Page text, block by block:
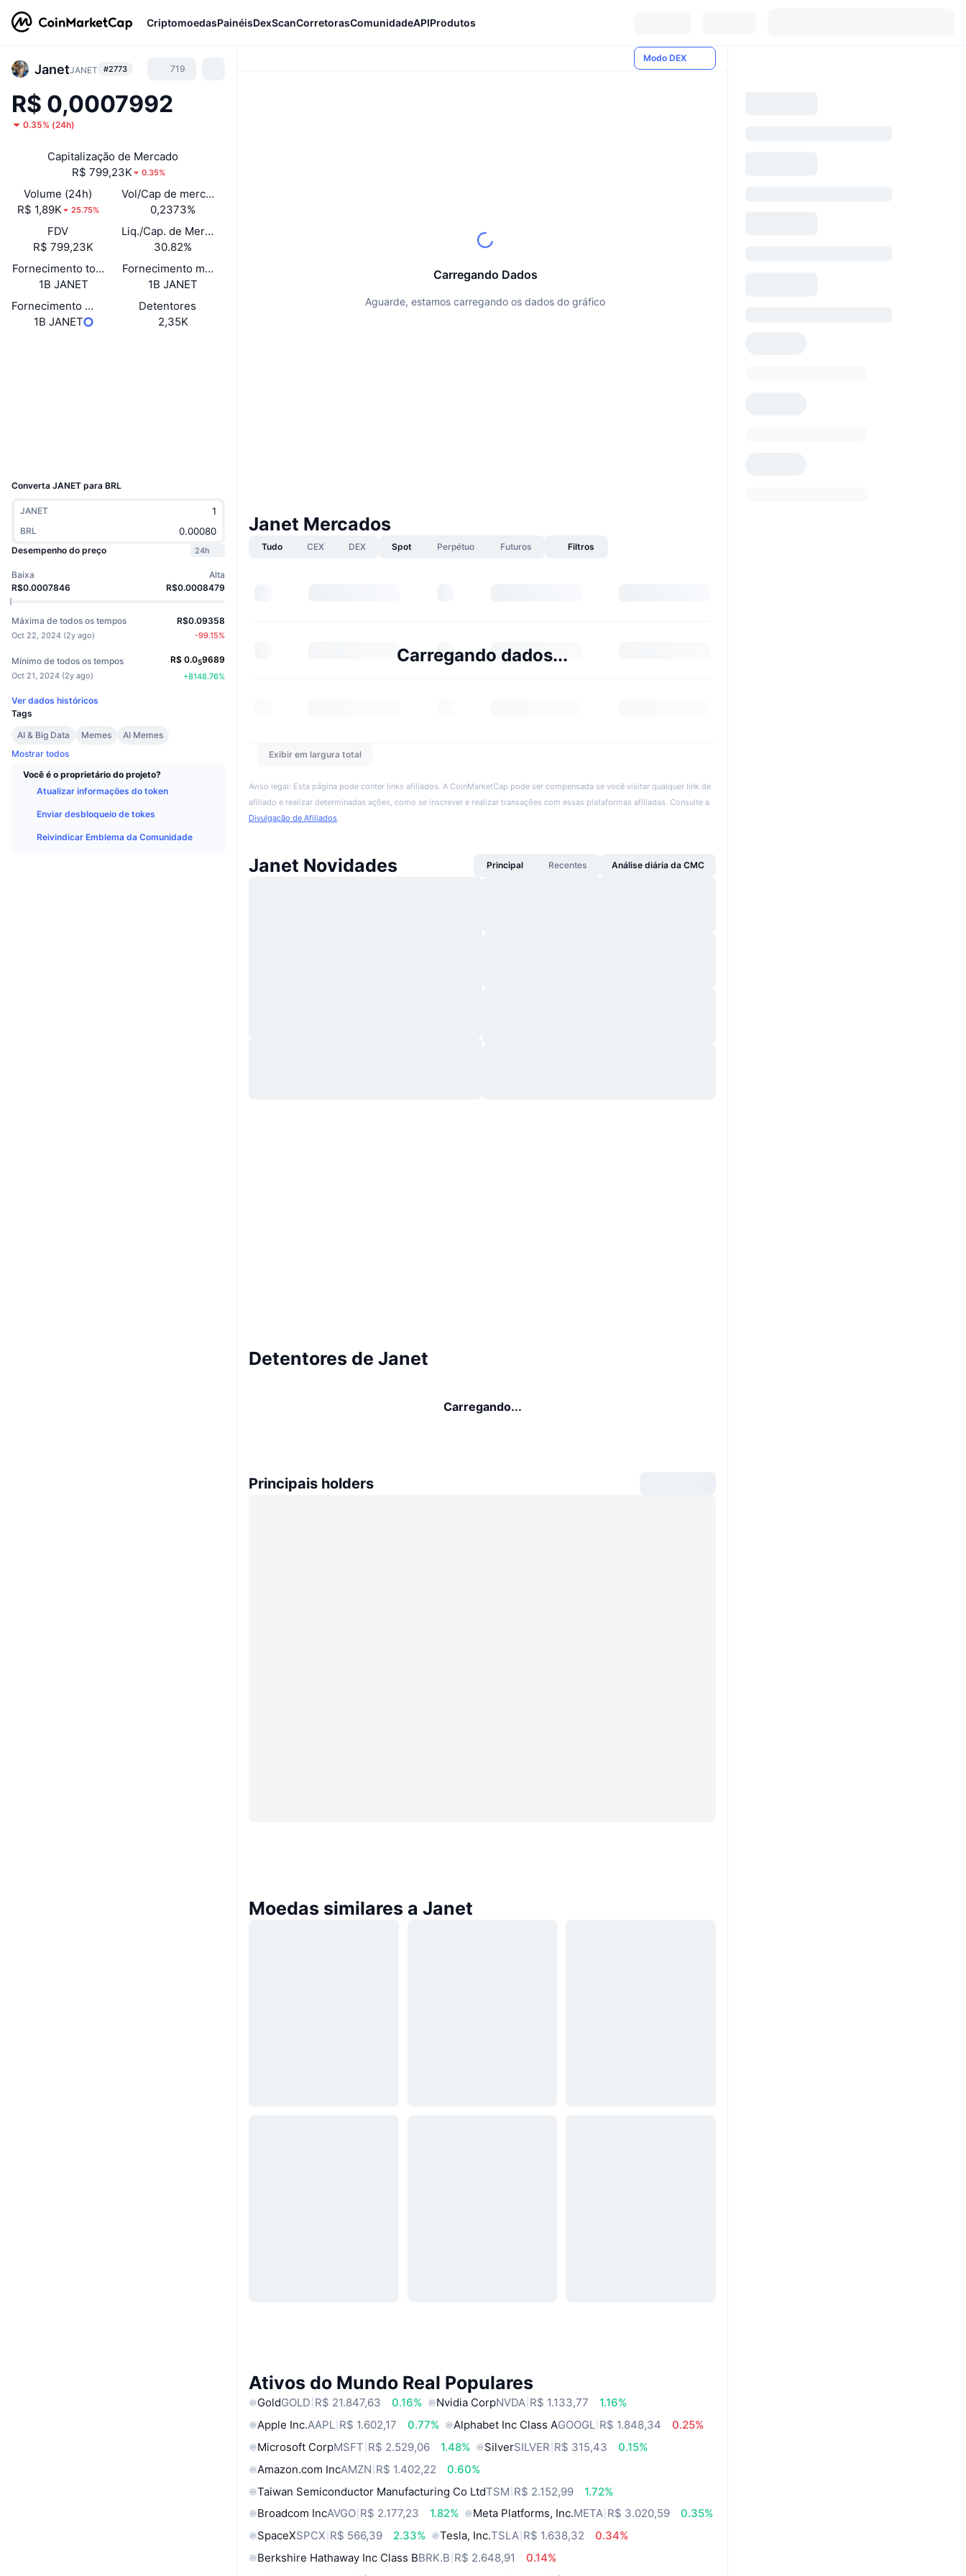
CriptomoedasPainéisDexScanCorretorasComunidadeAPIProdutos
JanetJANET #2773 719
R$ 0,0007992
0.35% (24h)
Capitalização de Mercado
R$ 799,23K
0.35%
Volume (24h)
R$ 1,89K
25.75%
Vol/Cap de mercado (24h)
0,2373%
FDV
R$ 799,23K
Liq./Cap. de Mercado
30.82%
Fornecimento total
1B JANET
Fornecimento máximo
1B JANET
Fornecimento em circulação
1B JANET
Detentores
2,35K
Converta JANET para BRL
JANET
BRL
Desempenho do preço
24h
Baixa
R$0.0007846
Alta
R$0.0008479
Máxima de todos os tempos
Oct 22, 2024 (2y ago)
R$0.09358
-99.15%
Mínimo de todos os tempos
Oct 21, 2024 (2y ago)
R$ 0.059689
+8148.76%
Ver dados históricos
Tags
AI & Big Data
Memes
AI Memes
Mostrar todos
Você é o proprietário do projeto?
Atualizar informações do token
Enviar desbloqueio de tokes
Reivindicar Emblema da Comunidade
Modo DEX
Carregando Dados
Aguarde, estamos carregando os dados do gráfico
Janet Mercados
Tudo CEX DEX Spot Perpétuo Futuros Filtros
Carregando dados...
Exibir em largura total
Aviso legal: Esta página pode conter links afiliados. A CoinMarketCap pode ser compensada se você visitar qualquer link de
afiliado e realizar determinadas ações, como se inscrever e realizar transações com essas plataformas afiliadas. Consulte a
Divulgação de Afiliados.
Janet Novidades Principal Recentes Análise diária da CMC
Detentores de Janet
Carregando...
Principais holders
Moedas similares a Janet
Ativos do Mundo Real Populares
GoldGOLD R$ 21.847,63 0.16% Nvidia CorpNVDA R$ 1.133,77
1.16%
Apple Inc.AAPL R$ 1.602,17 0.77% Alphabet Inc Class AGOOGL R$ 1.848,34
0.25%
Microsoft CorpMSFT R$ 2.529,06 1.48% SilverSILVER R$ 315,43
0.15%
Amazon.com IncAMZN R$ 1.402,22
0.60%
Taiwan Semiconductor Manufacturing Co LtdTSM R$ 2.152,99
1.72%
Broadcom IncAVGO R$ 2.177,23 1.82% Meta Platforms, Inc.META R$ 3.020,59
0.35%
SpaceXSPCX R$ 566,39 2.33% Tesla, Inc.TSLA R$ 1.638,32
0.34%
Berkshire Hathaway Inc Class BBRK.B R$ 2.648,91
0.14%